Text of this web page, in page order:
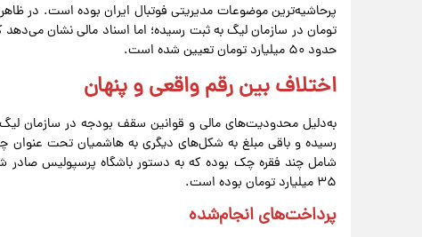
تومان در سازمان لیگ به ثبت رسیده؛ اما اسناد مالی نشان می‌دهد
حدود ۵۰ میلیارد تومان تعیین شده است.
اختلاف بین رقم واقعی و پنهان
به‌دلیل محدودیت‌های مالی و قوانین سقف بودجه در سازمان
رسیده و باقی مبلغ به شکل‌های دیگری به هاشمیان تحت
شامل چند فقره چک بوده که به دستور باشگاه پرسپولیس
۳۵ میلیارد تومان بوده است.
پرداخت‌های انجام‌شده